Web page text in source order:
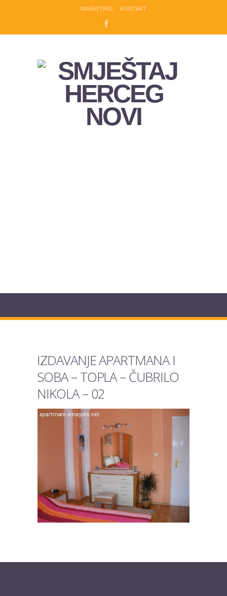
MARKETING KONTAKT
IZDAVANJE APARTMANA I
SOBA – TOPLA – ČUBRILO
NIKOLA – 02